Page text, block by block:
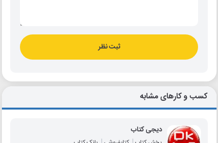
ثبت نظر
کسب و کارهای مشابه
دیجی کتاب